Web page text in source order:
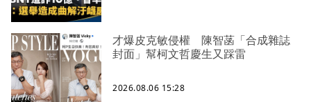
才爆皮克敏侵權 陳智菡「合成雜誌
封面」幫柯文哲慶生又踩雷
2026.08.06 15:28